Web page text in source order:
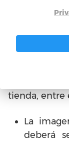
El plan de
que
tienda, entre
La
deberá